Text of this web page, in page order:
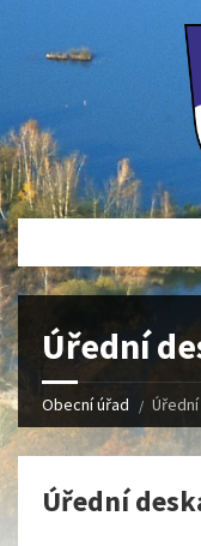
Úřední
Obecní úřad
Úřední